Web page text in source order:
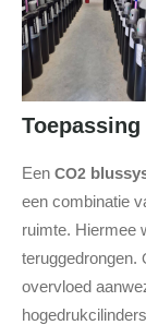
Toepassing
Een CO2
een combinatie
ruimte. Hiermee
teruggedrongen.
overvloed